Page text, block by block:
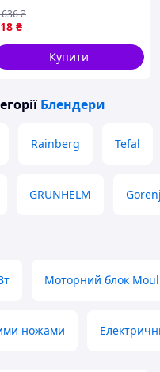
із насадками
₴
₴
Купити
Блендери
Rainberg Tefal
GRUNHELM
Моторний блок
ножами